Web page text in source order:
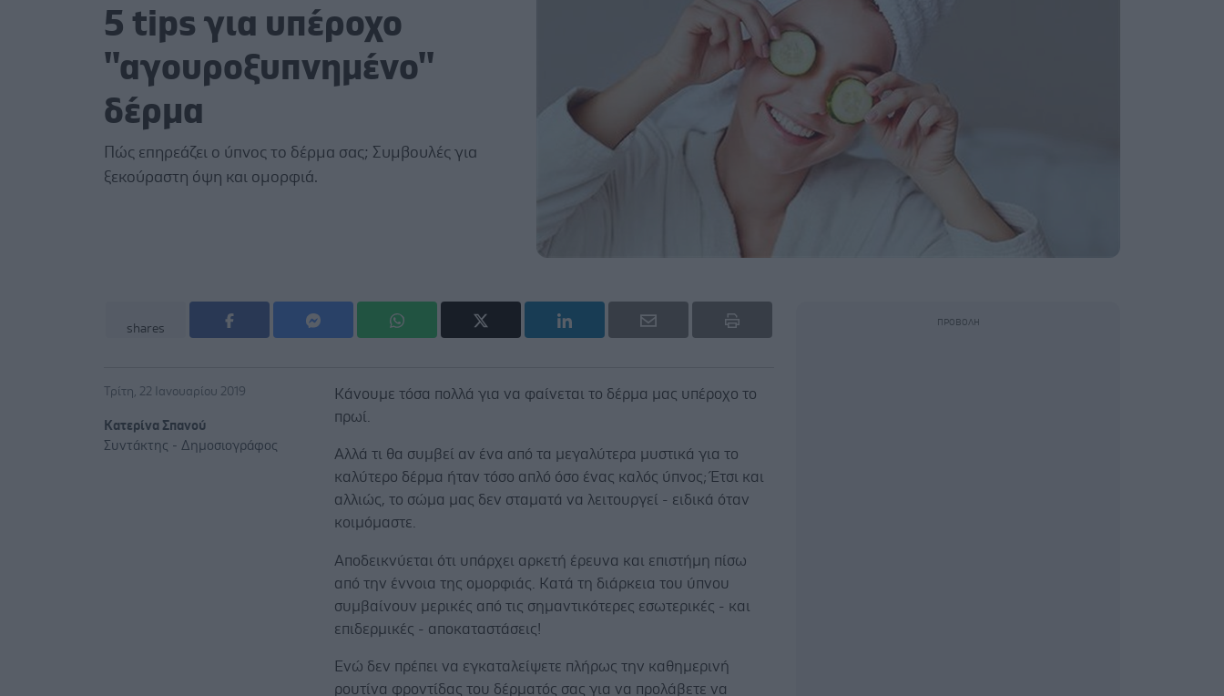
5 tips για υπέροχο
''αγουροξυπνημένο''
δέρμα
Πώς επηρεάζει ο ύπνος το δέρμα σας; Συμβουλές για
ξεκούραστη όψη και ομορφιά.
shares
Τρίτη, 22 Ιανουαρίου 2019
Κατερίνα Σπανού
Συντάκτης - Δημοσιογράφος
Κάνουμε τόσα πολλά για να φαίνεται το δέρμα μας υπέροχο το
πρωί.
Αλλά τι θα συμβεί αν ένα από τα μεγαλύτερα μυστικά για το
καλύτερο δέρμα ήταν τόσο απλό όσο ένας καλός ύπνος; Έτσι και
αλλιώς, το σώμα μας δεν σταματά να λειτουργεί - ειδικά όταν
κοιμόμαστε.
Αποδεικνύεται ότι υπάρχει αρκετή έρευνα και επιστήμη πίσω
από την έννοια της ομορφιάς. Κατά τη διάρκεια του ύπνου
συμβαίνουν μερικές από τις σημαντικότερες εσωτερικές - και
επιδερμικές - αποκαταστάσεις!
Ενώ δεν πρέπει να εγκαταλείψετε πλήρως την καθημερινή
ρουτίνα φροντίδας του δέρματός σας για να προλάβετε να